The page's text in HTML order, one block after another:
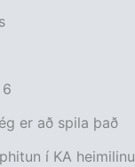
er að spila það
í KA heimilinu